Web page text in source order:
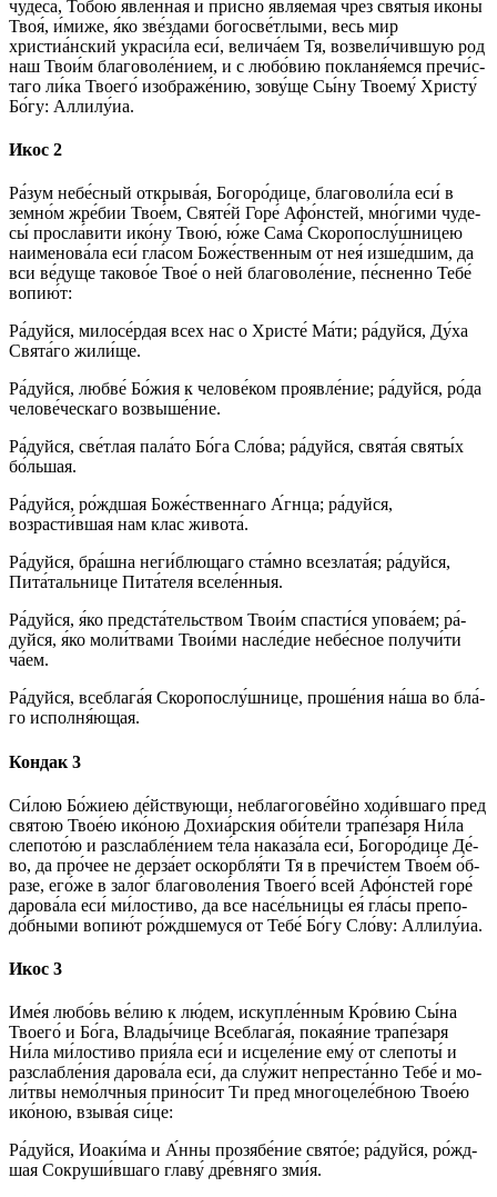
чу­де­са́, То­бо́ю явле́нная и при́с­но явля́емая чрез свя­ты́я ико́­ны
Твоя́, и́ми­же, я́ко зве́здами богосве́тлыми, весь мир
христиа́нский украси́ла еси́, ве­ли­ча́­ем Тя, возвели́чившую род
наш Тво­и́м бла­го­во­ле́­ни­ем, и с лю­бо́­вию покланя́емся пре­чи́с­
та­го ли́­ка Тво­его́ изображе́нию, зо­ву́­ще Сы́­ну Тво­ему́ Хри­сту́
Бо́­гу: Алли­лу́иа.
Икос 2
Ра́­зум не­бе́с­ный открыва́я, Бо­го­ро́­ди­це, бла­го­во­ли́­ла еси́ в
земно́м жре́бии Тво­е́м, Свя­те́й Го­ре́ Афо́нстей, мно́­ги­ми чу­де­
сы́ просла́вити ико́­ну Твою́, ю́же Сама́ Скоропослу́шницею
наименова́ла еси́ гла́сом Боже́ственным от нея́ изше́дшим, да
вси ве́­ду­ще та­ко­во́е Твое́ о ней благоволе́ние, пе́сненно Те­бе́
во­пи­ю́т:
Ра́­дуй­ся, ми­ло­се́р­дая всех нас о Хрис­те́ Ма́­ти; ра́­дуй­ся, Ду́­ха
Свя­та́­го жи­ли́­ще.
Ра́­дуй­ся, люб­ве́ Бо́­жия к че­ло­ве́­ком проявле́ние; ра́­дуй­ся, ро́­да
че­ло­ве́­чес­ка­го возвыше́ние.
Ра́­дуй­ся, све́т­лая па­ла́­то Бо́­га Сло́ва; ра́­дуй­ся, свя­та́я свя­ты́х
бо́льшая.
Ра́­дуй­ся, ро́жд­шая Бо­же́ст­вен­на­го А́гнца; ра́­дуй­ся,
возрасти́вшая нам клас жи­во­та́.
Ра́­дуй­ся, бра́шна неги́блющаго ста́мно всезлата́я; ра́­дуй­ся,
Пита́тальнице Пита́теля вселе́нныя.
Ра́­дуй­ся, я́ко пред­ста́­тель­ством Тво­и́м спас­ти́­ся упо­ва́­ем; ра́­
дуй­ся, я́ко мо­ли́т­ва­ми Тво­и́ми насле́дие не­бе́с­ное получи́ти
ча́ем.
Ра́­дуй­ся, всеблага́я Скоропослу́шнице, про­ше́­ния на́­ша во бла́­
го исполня́ющая.
Кондак 3
Си́­лою Бо́­жиею де́йствующи, неблагогове́йно ходи́вшаго пред
свя­тою Твое́ю ико́­ною Дохиа́рския оби́­те­ли трапе́заря Ни́ла
слепото́ю и разслабле́нием те́­ла наказа́ла еси́, Бо­го­ро́­ди­це Де́­
во, да про́чее не дерза́ет оскорбля́ти Тя в пречи́стем Тво­е́м о́б­
ра­зе, его́­же в зало́г бла­го­во­ле́­ния Тво­его́ всей Афо́нстей го­ре́
да­ро­ва́­ла еси́ ми́­ло­сти­во, да все насе́льницы ея́ гла́сы пре­по­
до́б­ны­ми во­пи­ю́т ро́ждшемуся от Те­бе́ Бо́­гу Сло́­ву: Алли­лу́иа.
Икос 3
Име́я лю­бо́вь ве́­лию к лю́­дем, искупле́нным Кро́­вию Сы́­на
Тво­его́ и Бо́­га, Вла­ды́­чи­це Всеблага́я, по­кая́­ние трапе́заря
Ни́ла ми́­ло­сти­во прия́ла еси́ и ис­це­ле́­ние ему́ от слепоты́ и
разслабле́ния да­ро­ва́­ла еси́, да слу́жит непреста́нно Те­бе́ и мо­
ли́т­вы немо́лчныя прино́сит Ти пред многоцеле́бною Твое́ю
ико́­ною, взы­ва́я си́­це:
Ра́­дуй­ся, Иоаки́ма и А́нны прозябе́ние свято́е; ра́­дуй­ся, ро́жд­
шая Сокруши́вшаго гла­ву́ дре́в­ня­го зми́я.